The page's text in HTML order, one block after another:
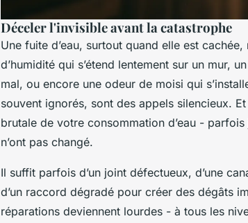
Déceler l'invisible avant la catastrophe
Une fuite d’eau, surtout quand elle est
d’humidité qui s’étend lentement sur un mur,
mal, ou encore une odeur de moisi qui
souvent ignorés, sont des appels silencieux.
brutale de votre consommation d’eau - parfois
n’ont pas changé.
Il suffit parfois d’un joint défectueux, d’une
d’un raccord dégradé pour créer des dégâts
réparations deviennent lourdes - à tous les